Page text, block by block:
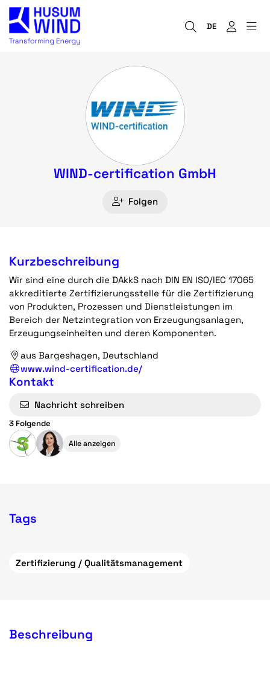
DE
WIND-certification GmbH
Folgen
Kurzbeschreibung
Wir sind eine durch die DAkkS nach DIN EN ISO/IEC 17065
akkreditierte Zertifizierungsstelle für die Zertifizierung
von Produkten, Prozessen und Dienstleistungen im
Bereich der Netzintegration von Erzeugungsanlagen,
Erzeugungseinheiten und deren Komponenten.
aus Bargeshagen, Deutschland
www.wind-certification.de/
Kontakt
Nachricht schreiben
3 Folgende
Alle anzeigen
Tags
Zertifizierung / Qualitätsmanagement
Beschreibung